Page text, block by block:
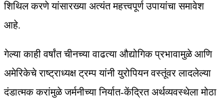
शिथिल करणे यांसारख्या अत्यंत महत्त्वपूर्ण उपायांचा समावेश
आहे.
गेल्या काही वर्षांत चीनच्या वाढत्या औद्योगिक प्रभावामुळे आणि
अमेरिकेचे राष्ट्राध्यक्ष ट्रम्प यांनी युरोपियन वस्तूंवर लादलेल्या
दंडात्मक करांमुळे जर्मनीच्या निर्यात-केंद्रित अर्थव्यवस्थेला मोठा